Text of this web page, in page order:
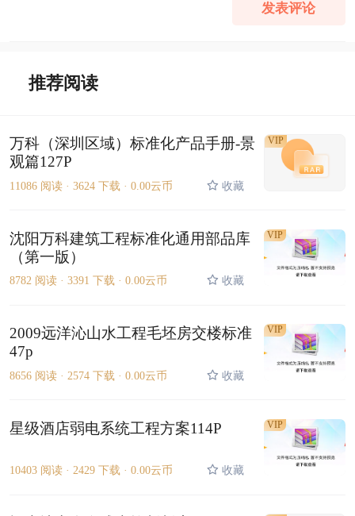
发表评论
推荐阅读
万科（深圳区域）标准化产品手册-景
观篇127P
11086 阅读 · 3624 下载 · 0.00云币 收藏
VIP
沈阳万科建筑工程标准化通用部品库
（第一版）
8782 阅读 · 3391 下载 · 0.00云币 收藏
VIP
2009远洋沁山水工程毛坯房交楼标准
47p
8656 阅读 · 2574 下载 · 0.00云币 收藏
VIP
星级酒店弱电系统工程方案114P
10403 阅读 · 2429 下载 · 0.00云币 收藏
VIP